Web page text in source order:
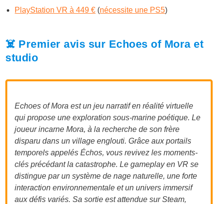
PlayStation VR à 449 € (nécessite une PS5)
☠️ Premier avis sur Echoes of Mora et
studio
Echoes of Mora est un jeu narratif en réalité virtuelle
qui propose une exploration sous-marine poétique. Le
joueur incarne Mora, à la recherche de son frère
disparu dans un village englouti. Grâce aux portails
temporels appelés Échos, vous revivez les moments-
clés précédant la catastrophe. Le gameplay en VR se
distingue par un système de nage naturelle, une forte
interaction environnementale et un univers immersif
aux défis variés. Sa sortie est attendue sur Steam,